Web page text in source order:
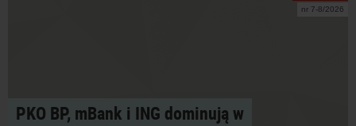
nr 7-8/2026
PKO BP, mBank i ING dominują w